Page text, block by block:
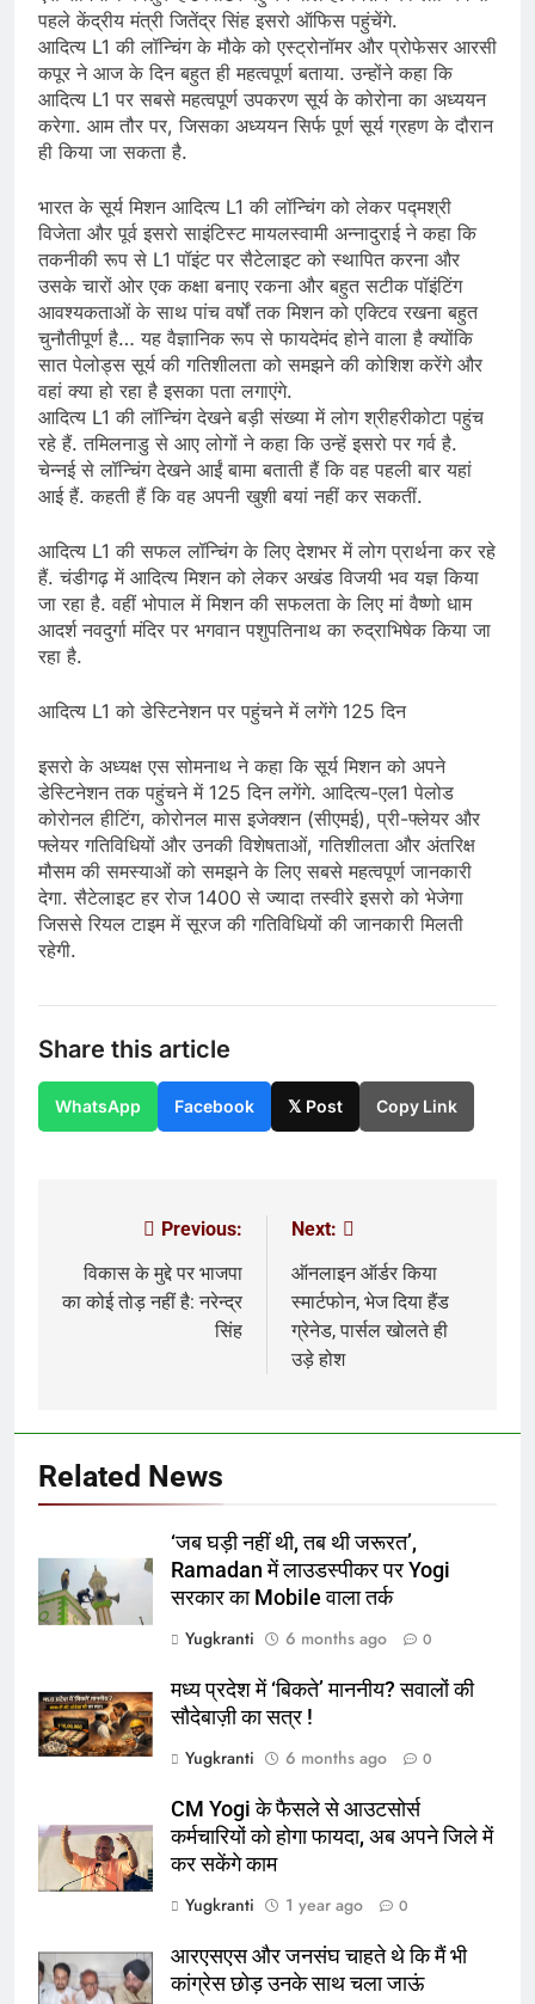
पहले केंद्रीय मंत्री जितेंद्र सिंह इसरो ऑफिस पहुंचेंगे.
आदित्य L1 की लॉन्चिंग के मौके को एस्ट्रोनॉमर और प्रोफेसर आरसी
कपूर ने आज के दिन बहुत ही महत्वपूर्ण बताया. उन्होंने कहा कि
आदित्य L1 पर सबसे महत्वपूर्ण उपकरण सूर्य के कोरोना का अध्ययन
करेगा. आम तौर पर, जिसका अध्ययन सिर्फ पूर्ण सूर्य ग्रहण के दौरान
ही किया जा सकता है.
भारत के सूर्य मिशन आदित्य L1 की लॉन्चिंग को लेकर पद्मश्री
विजेता और पूर्व इसरो साइंटिस्ट मायलस्वामी अन्नादुराई ने कहा कि
तकनीकी रूप से L1 पॉइंट पर सैटेलाइट को स्थापित करना और
उसके चारों ओर एक कक्षा बनाए रकना और बहुत सटीक पॉइंटिंग
आवश्यकताओं के साथ पांच वर्षों तक मिशन को एक्टिव रखना बहुत
चुनौतीपूर्ण है… यह वैज्ञानिक रूप से फायदेमंद होने वाला है क्योंकि
सात पेलोड्स सूर्य की गतिशीलता को समझने की कोशिश करेंगे और
वहां क्या हो रहा है इसका पता लगाएंगे.
आदित्य L1 की लॉन्चिंग देखने बड़ी संख्या में लोग श्रीहरीकोटा पहुंच
रहे हैं. तमिलनाडु से आए लोगों ने कहा कि उन्हें इसरो पर गर्व है.
चेन्नई से लॉन्चिंग देखने आईं बामा बताती हैं कि वह पहली बार यहां
आई हैं. कहती हैं कि वह अपनी खुशी बयां नहीं कर सकतीं.
आदित्य L1 की सफल लॉन्चिंग के लिए देशभर में लोग प्रार्थना कर रहे
हैं. चंडीगढ़ में आदित्य मिशन को लेकर अखंड विजयी भव यज्ञ किया
जा रहा है. वहीं भोपाल में मिशन की सफलता के लिए मां वैष्णो धाम
आदर्श नवदुर्गा मंदिर पर भगवान पशुपतिनाथ का रुद्राभिषेक किया जा
रहा है.
आदित्य L1 को डेस्टिनेशन पर पहुंचने में लगेंगे 125 दिन
इसरो के अध्यक्ष एस सोमनाथ ने कहा कि सूर्य मिशन को अपने
डेस्टिनेशन तक पहुंचने में 125 दिन लगेंगे. आदित्य-एल1 पेलोड
कोरोनल हीटिंग, कोरोनल मास इजेक्शन (सीएमई), प्री-फ्लेयर और
फ्लेयर गतिविधियों और उनकी विशेषताओं, गतिशीलता और अंतरिक्ष
मौसम की समस्याओं को समझने के लिए सबसे महत्वपूर्ण जानकारी
देगा. सैटेलाइट हर रोज 1400 से ज्यादा तस्वीरे इसरो को भेजेगा
जिससे रियल टाइम में सूरज की गतिविधियों की जानकारी मिलती
रहेगी.
Share this article
WhatsApp Facebook 𝕏 Post Copy Link
navigation
Previous:
विकास के मुद्दे पर भाजपा
का कोई तोड़ नहीं है: नरेन्द्र
सिंह
Next:
ऑनलाइन ऑर्डर किया
स्मार्टफोन, भेज दिया हैंड
ग्रेनेड, पार्सल खोलते ही
उड़े होश
Related News
‘जब घड़ी नहीं थी, तब थी जरूरत’,
Ramadan में लाउडस्पीकर पर Yogi
सरकार का Mobile वाला तर्क
Yugkranti
6 months ago 0
मध्य प्रदेश में ‘बिकते’ माननीय? सवालों की
सौदेबाज़ी का सत्र !
Yugkranti
6 months ago 0
CM Yogi के फैसले से आउटसोर्स
कर्मचारियों को होगा फायदा, अब अपने जिले में
कर सकेंगे काम
Yugkranti
1 year ago 0
आरएसएस और जनसंघ चाहते थे कि मैं भी
कांग्रेस छोड़ उनके साथ चला जाऊं